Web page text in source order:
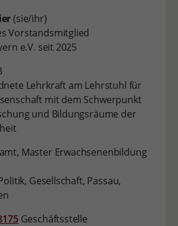
(sie/ihr)
Vorstandsmitglied
e.V. seit 2025
Lehrkraft am Lehrstuhl für
mit dem Schwerpunkt
und Bildungsräume der
Master Erwachsenenbildung
Gesellschaft, Passau,
Geschäftsstelle